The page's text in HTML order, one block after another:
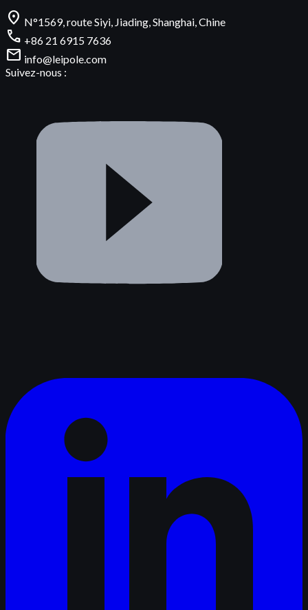
location_on N°1569, route Siyi, Jiading, Shanghai, Chine
call +86 21 6915 7636
mail info@leipole.com
Suivez-nous :